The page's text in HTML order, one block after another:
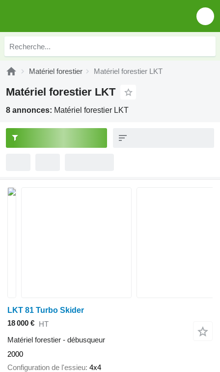
Matériel forestier Matériel forestier LKT
Matériel forestier LKT
8 annonces: Matériel forestier LKT
LKT 81 Turbo Skider
18 000 € HT
Matériel forestier - débusqueur
2000
Configuration de l'essieu 4x4